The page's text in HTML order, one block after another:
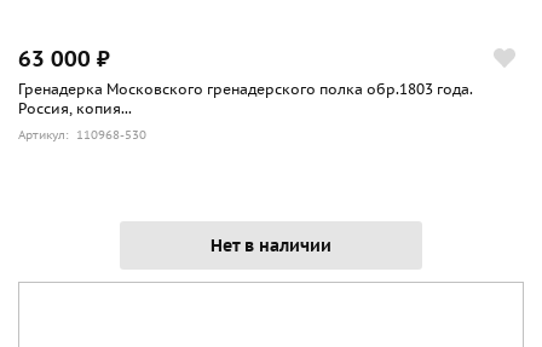
63 000 ₽
Гренадерка Московского гренадерского полка обр.1803 года.
Россия, копия...
Артикул: 110968-530
Нет в наличии